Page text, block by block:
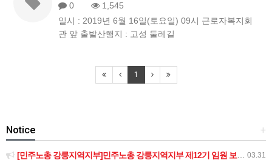
0
1,545
일시 : 2019년 6월 16일(토요일) 09시 근로자복지회
관 앞 출발산행지 : 고성 둘레길
1
+
Notice
03.31
[민주노총 강릉지역지부]민주노총 강릉지역지부 제12기 임원 보궐선거결과 공고